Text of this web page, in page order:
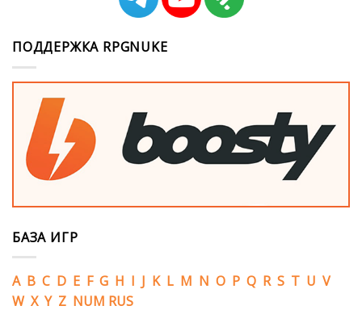
ПОДДЕРЖКА RPGNUKE
БАЗА ИГР
A B C D E F G H I J K L M N O P Q R S T U V
W X Y Z NUM RUS